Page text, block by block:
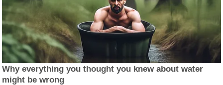
Why everything you thought you knew about water
might be wrong